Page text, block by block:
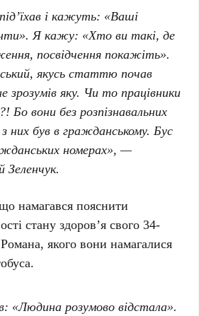
і кажуть: «Ваші
Я кажу: «Хто ви такі, де
посвідчення покажіть».
якусь статтю почав
зрозумів яку. Чи то працівники
Бо вони без розпізнавальних
них був в гражданському. Бус
номерах», —
Зеленчук.
намагався пояснити
стану здоров’я свого 34-
якого вони намагалися
«Людина розумово відстала».